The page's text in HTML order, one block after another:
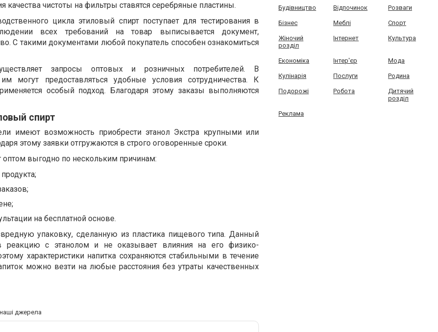
чистоты на фильтры ставятся серебряные пластины.
цикла этиловый спирт поступает для тестирования в
всех требований на товар выписывается документ,
С такими документами любой покупатель способен ознакомиться
запросы оптовых и розничных потребителей. В
могут предоставляться удобные условия сотрудничества. К
особый подход. Благодаря этому заказы выполняются
спирт
имеют возможность приобрести этанол Экстра крупными или
этому заявки отгружаются в строго оговоренные сроки.
оптом выгодно по нескольким причинам:
на бесплатной основе.
упаковку, сделанную из пластика пищевого типа. Данный
реакцию с этанолом и не оказывает влияния на его физико-
характеристики напитка сохраняются стабильными в течение
можно везти на любые расстояния без утраты качественных
наші джерела
Будівництво Відпочинок Розваги
Бізнес Меблі Спорт
Жіночий
розділ
Інтернет Культура
Економіка Інтер'єр Мода
Кулінарія Послуги Родина
Подорожі Робота
Дитячий
розділ
Реклама